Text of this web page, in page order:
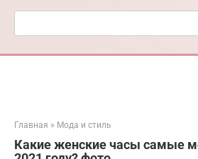
Поиск:
Главная » Мода и стиль
Какие женские часы самые